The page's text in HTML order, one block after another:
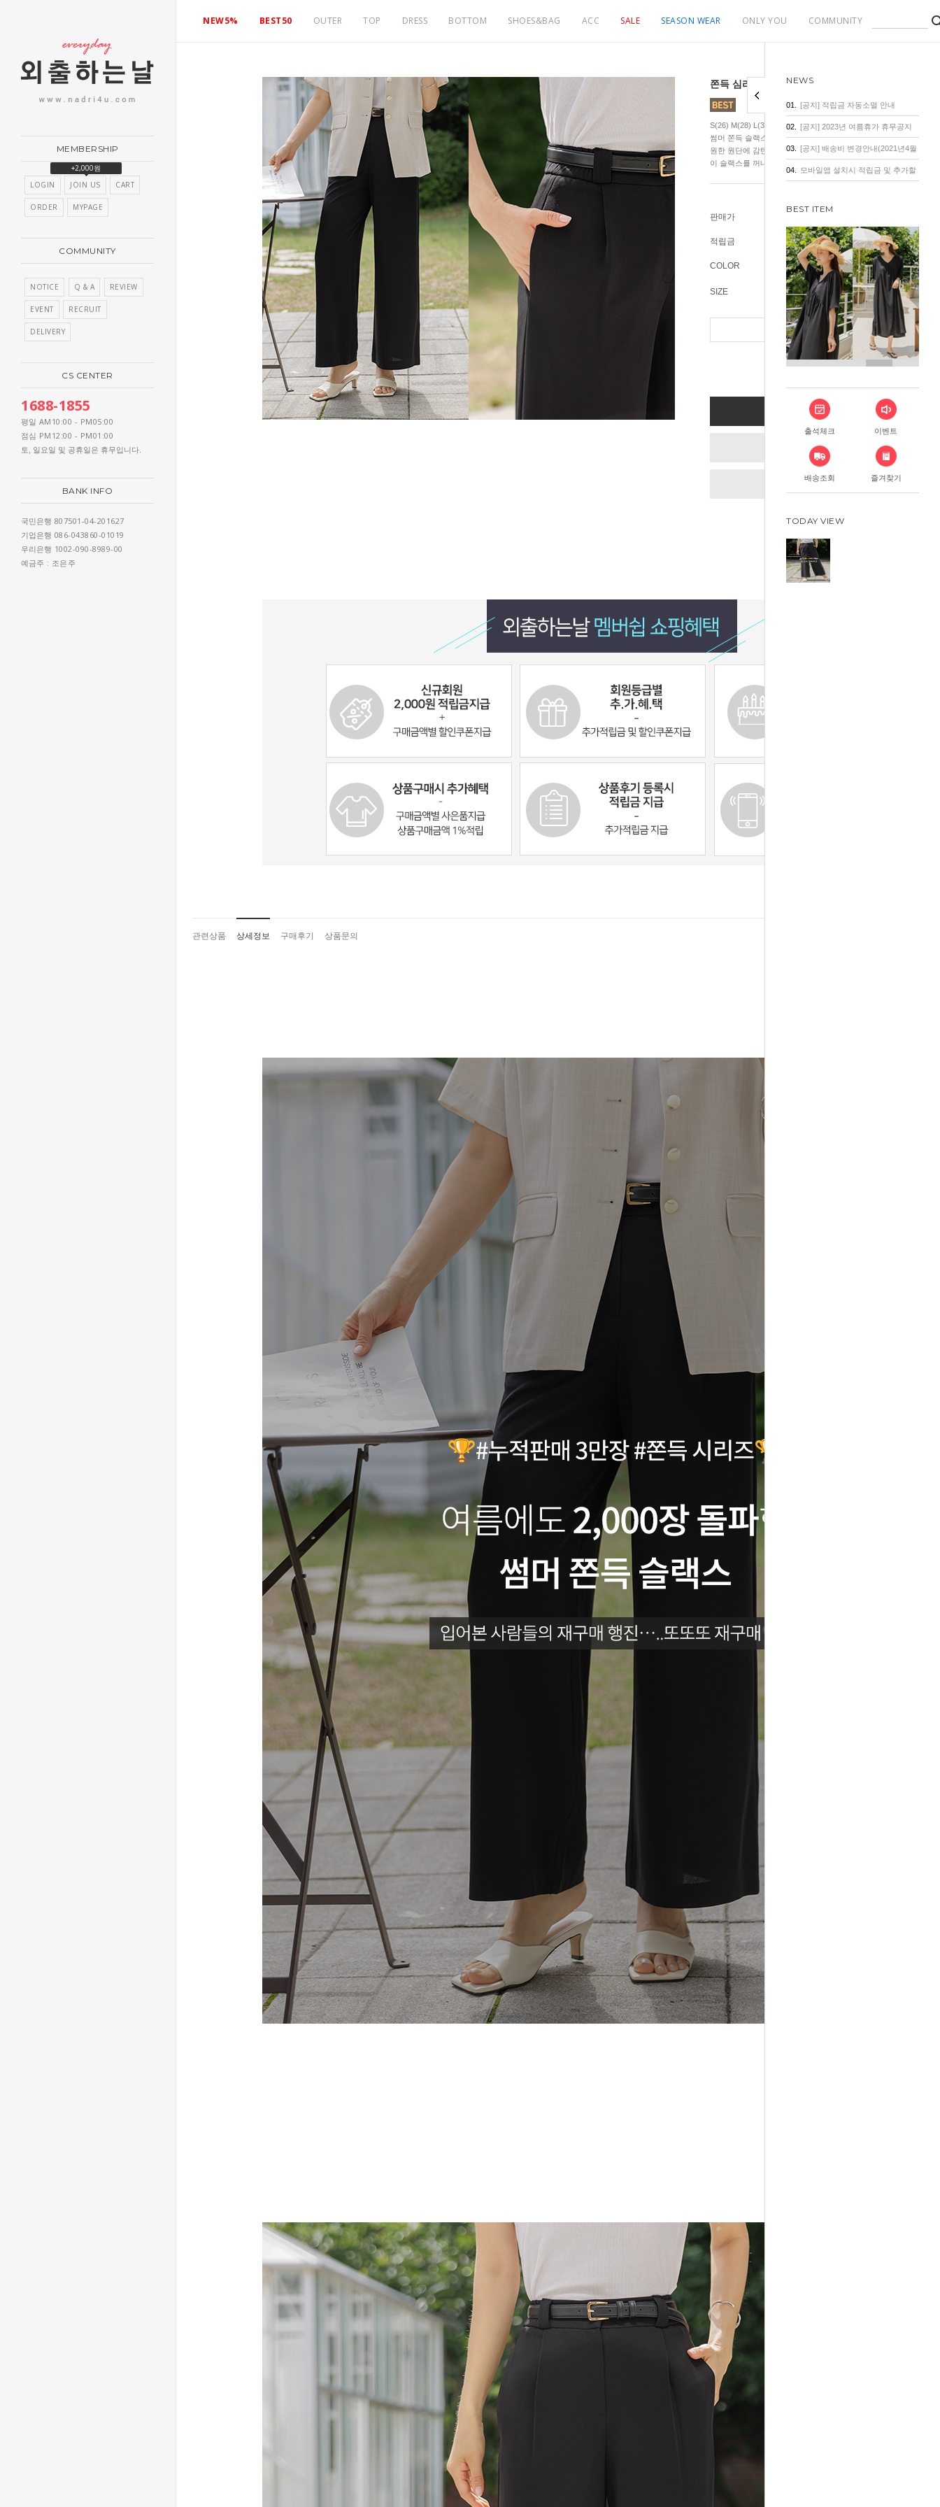
NEW5% BEST50 OUTER TOP DRESS BOTTOM SHOES&BAG ACC SALE SEASON WEAR ONLY YOU COMMUNITY
MEMBERSHIP
LOGIN JOIN US
+2,000원
CART
ORDER MYPAGE
COMMUNITY
NOTICE Q & A REVIEW
EVENT RECRUIT
DELIVERY
CS CENTER
1688-1855
평일 AM10:00 - PM05:00
점심 PM12:00 - PM01:00
토, 일요일 및 공휴일은 휴무입니다.
BANK INFO
국민은행 807501-04-201627
기업은행 086-043860-01019
우리은행 1002-090-8989-00
예금주 : 조은주
NEWS
01. [공지] 적립금 자동소멸 안내
02. [공지] 2023년 여름휴가 휴무공지
03. [공지] 배송비 변경안내(2021년4월
1일 기준)
04. 모바일앱 설치시 적립금 및 추가할
BEST ITEM
출석체크 이벤트
배송조회 즐겨찾기
TODAY VIEW
쫀득 심리스 핀턱 쿨링 와이드 슬랙스
S(26) M(28) L(30) XL(32) 2XL(34) 3XL(36-38) 여름에도 2,000장 돌
썸머 쫀득 슬랙스 입어본 사람들의 재구매 행진! 촬영 내내 핏에 감
원한 원단에 감탄! 다리가 가장 길어보이고 예뻐 보이고 싶은 순간
이 슬랙스를 꺼내 입어주세욧...
판매가
적립금 400원
COLOR
SIZE
총 상품 금액
BUY NOW
ADD TO CART
WISH LIST
관련상품 상세정보 구매후기 상품문의